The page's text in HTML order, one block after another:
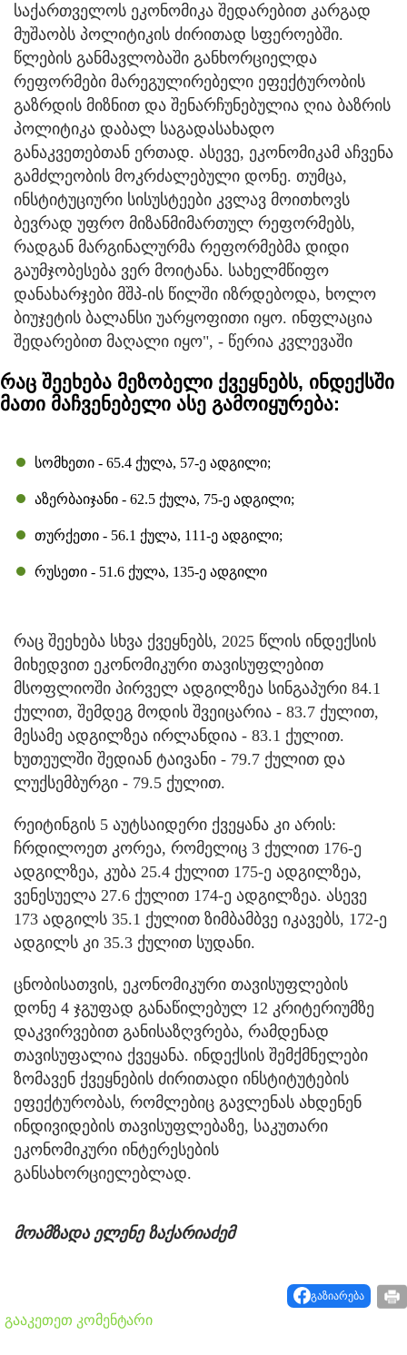
საქართველოს ეკონომიკა შედარებით კარგად
მუშაობს პოლიტიკის ძირითად სფეროებში.
წლების განმავლობაში განხორციელდა
რეფორმები მარეგულირებელი ეფექტურობის
გაზრდის მიზნით და შენარჩუნებულია ღია ბაზრის
პოლიტიკა დაბალ საგადასახადო
განაკვეთებთან ერთად. ასევე, ეკონომიკამ აჩვენა
გამძლეობის მოკრძალებული დონე. თუმცა,
ინსტიტუციური სისუსტეები კვლავ მოითხოვს
ბევრად უფრო მიზანმიმართულ რეფორმებს,
რადგან მარგინალურმა რეფორმებმა დიდი
გაუმჯობესება ვერ მოიტანა. სახელმწიფო
დანახარჯები მშპ-ის წილში იზრდებოდა, ხოლო
ბიუჯეტის ბალანსი უარყოფითი იყო. ინფლაცია
შედარებით მაღალი იყო", - წერია კვლევაში
რაც შეეხება მეზობელი ქვეყნებს, ინდექსში
მათი მაჩვენებელი ასე გამოიყურება:
სომხეთი - 65.4 ქულა, 57-ე ადგილი;
აზერბაიჯანი - 62.5 ქულა, 75-ე ადგილი;
თურქეთი - 56.1 ქულა, 111-ე ადგილი;
რუსეთი - 51.6 ქულა, 135-ე ადგილი
რაც შეეხება სხვა ქვეყნებს, 2025 წლის ინდექსის
მიხედვით ეკონომიკური თავისუფლებით
მსოფლიოში პირველ ადგილზეა სინგაპური 84.1
ქულით, შემდეგ მოდის შვეიცარია - 83.7 ქულით,
მესამე ადგილზეა ირლანდია - 83.1 ქულით.
ხუთეულში შედიან ტაივანი - 79.7 ქულით და
ლუქსემბურგი - 79.5 ქულით.
რეიტინგის 5 აუტსაიდერი ქვეყანა კი არის:
ჩრდილოეთ კორეა, რომელიც 3 ქულით 176-ე
ადგილზეა, კუბა 25.4 ქულით 175-ე ადგილზეა,
ვენესუელა 27.6 ქულით 174-ე ადგილზეა. ასევე
173 ადგილს 35.1 ქულით ზიმბამბვე იკავებს, 172-ე
ადგილს კი 35.3 ქულით სუდანი.
ცნობისათვის, ეკონომიკური თავისუფლების
დონე 4 ჯგუფად განაწილებულ 12 კრიტერიუმზე
დაკვირვებით განისაზღვრება, რამდენად
თავისუფალია ქვეყანა. ინდექსის შემქმნელები
ზომავენ ქვეყნების ძირითადი ინსტიტუტების
ეფექტურობას, რომლებიც გავლენას ახდენენ
ინდივიდების თავისუფლებაზე, საკუთარი
ეკონომიკური ინტერესების
განსახორციელებლად.
მოამზადა ელენე ზაქარიაძემ
გაზიარება
გააკეთეთ კომენტარი